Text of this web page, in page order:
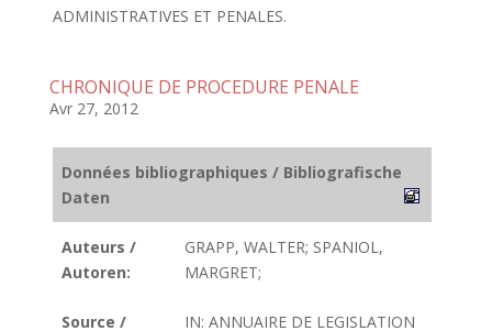
ADMINISTRATIVES ET PENALES.
CHRONIQUE DE PROCEDURE PENALE
Avr 27, 2012
Données bibliographiques / Bibliografische
Daten
Auteurs /
Autoren:
GRAPP, WALTER; SPANIOL,
MARGRET;
Source /
IN: ANNUAIRE DE LEGISLATION